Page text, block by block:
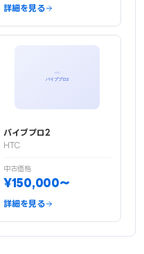
詳細を見る
バイブプロ2
HTC
中古価格
¥150,000〜
詳細を見る